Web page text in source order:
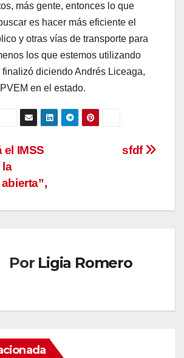
más gente, entonces lo que
es hacer más eficiente el
y otras vías de transporte para
los que estemos utilizando
finalizó diciendo Andrés Liceaga,
en el estado.
sfdf
el IMSS
la
Por Ligia Romero